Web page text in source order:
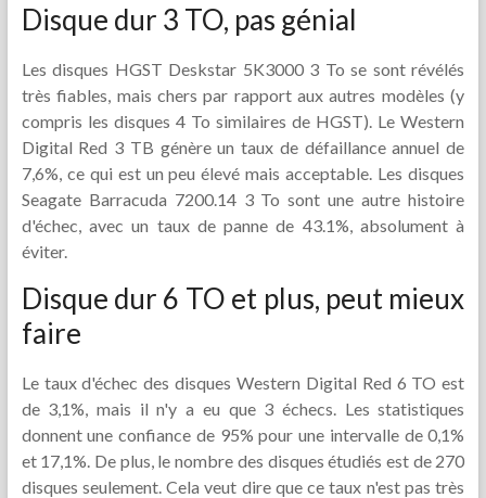
Disque dur 3 TO, pas génial
Les disques HGST Deskstar 5K3000 3 To se sont révélés
très fiables, mais chers par rapport aux autres modèles (y
compris les disques 4 To similaires de HGST). Le Western
Digital Red 3 TB génère un taux de défaillance annuel de
7,6%, ce qui est un peu élevé mais acceptable. Les disques
Seagate Barracuda 7200.14 3 To sont une autre histoire
d'échec, avec un taux de panne de 43.1%, absolument à
éviter.
Disque dur 6 TO et plus, peut mieux
faire
Le taux d'échec des disques Western Digital Red 6 TO est
de 3,1%, mais il n'y a eu que 3 échecs. Les statistiques
donnent une confiance de 95% pour une intervalle de 0,1%
et 17,1%. De plus, le nombre des disques étudiés est de 270
disques seulement. Cela veut dire que ce taux n'est pas très